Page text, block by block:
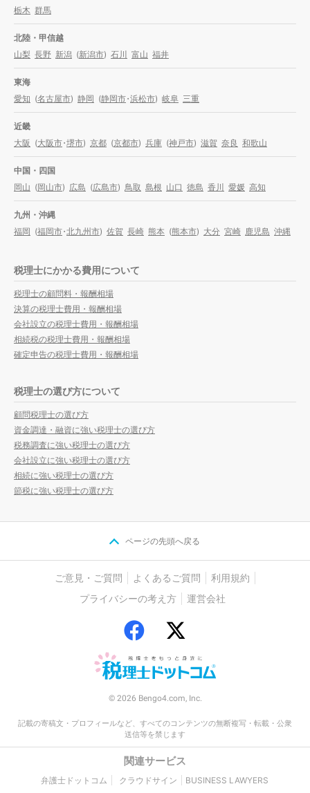
栃木 群馬
北陸・甲信越
山梨 長野 新潟 (新潟市) 石川 富山 福井
東海
愛知 (名古屋市) 静岡 (静岡市・浜松市) 岐阜 三重
近畿
大阪 (大阪市・堺市) 京都 (京都市) 兵庫 (神戸市) 滋賀 奈良 和歌山
中国・四国
岡山 (岡山市) 広島 (広島市) 鳥取 島根 山口 徳島 香川 愛媛 高知
九州・沖縄
福岡 (福岡市・北九州市) 佐賀 長崎 熊本 (熊本市) 大分 宮崎 鹿児島 沖縄
税理士にかかる費用について
税理士の顧問料・報酬相場
決算の税理士費用・報酬相場
会社設立の税理士費用・報酬相場
相続税の税理士費用・報酬相場
確定申告の税理士費用・報酬相場
税理士の選び方について
顧問税理士の選び方
資金調達・融資に強い税理士の選び方
税務調査に強い税理士の選び方
会社設立に強い税理士の選び方
相続に強い税理士の選び方
節税に強い税理士の選び方
ページの先頭へ戻る
ご意見・ご質問 よくあるご質問
利用規約
プライバシーの考え方
運営会社
© 2026 Bengo4.com, Inc.
記載の寄稿文・プロフィールなど、すべてのコンテンツの無断複写・転載・公衆
送信等を禁じます
関連サービス
弁護士ドットコム クラウドサイン BUSINESS LAWYERS